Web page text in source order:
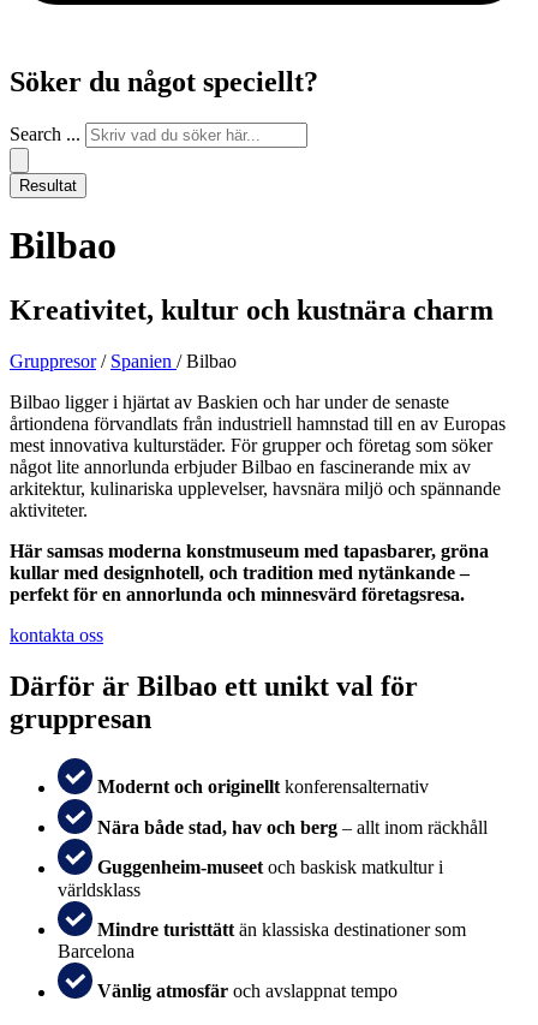
Söker du något speciellt?
Search ...
Resultat
Bilbao
Kreativitet, kultur och kustnära charm
Gruppresor/ Spanien / Bilbao
Bilbao ligger i hjärtat av Baskien och har under de senaste
årtiondena förvandlats från industriell hamnstad till en av Europas
mest innovativa kulturstäder. För grupper och företag som söker
något lite annorlunda erbjuder Bilbao en fascinerande mix av
arkitektur, kulinariska upplevelser, havsnära miljö och spännande
aktiviteter.
Här samsas moderna konstmuseum med tapasbarer, gröna
kullar med designhotell, och tradition med nytänkande –
perfekt för en annorlunda och minnesvärd företagsresa.
kontakta oss
Därför är Bilbao ett unikt val för
gruppresan
Modernt och originelltkonferensalternativ
Nära både stad, hav och berg– allt inom räckhåll
Guggenheim-museetoch baskisk matkultur i
världsklass
Mindre turisttättän klassiska destinationer som
Barcelona
Vänlig atmosfär och avslappnat tempo